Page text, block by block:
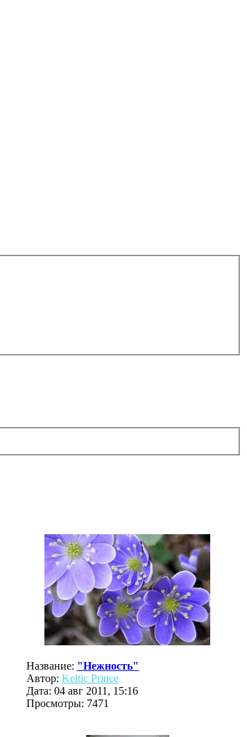
Название: "Нежность"
Автор: Keltic Prince
Дата: 04 авг 2011, 15:16
Просмотры: 7471